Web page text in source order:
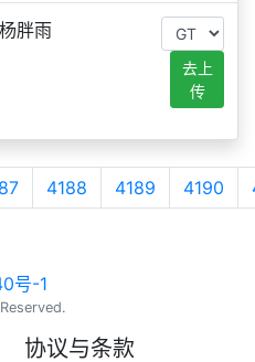
杨胖雨
去上
传
4188 4189 4190
号-1
协议与条款